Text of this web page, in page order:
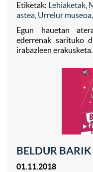
Etiketak: Lehiaketak
astea Urrelur museoa
Egun hauetan
ederrenak sarituko
irabazleen erakusketa.
BELDUR
01.11.2018